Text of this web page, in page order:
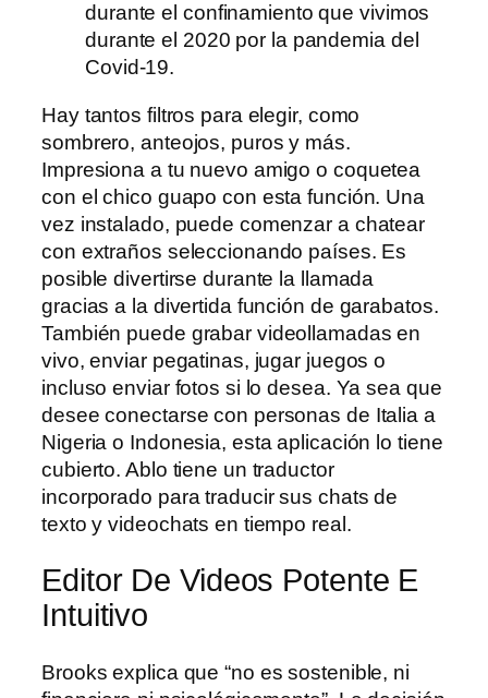
durante el confinamiento que vivimos
durante el 2020 por la pandemia del
Covid-19.
Hay tantos filtros para elegir, como
sombrero, anteojos, puros y más.
Impresiona a tu nuevo amigo o coquetea
con el chico guapo con esta función. Una
vez instalado, puede comenzar a chatear
con extraños seleccionando países. Es
posible divertirse durante la llamada
gracias a la divertida función de garabatos.
También puede grabar videollamadas en
vivo, enviar pegatinas, jugar juegos o
incluso enviar fotos si lo desea. Ya sea que
desee conectarse con personas de Italia a
Nigeria o Indonesia, esta aplicación lo tiene
cubierto. Ablo tiene un traductor
incorporado para traducir sus chats de
texto y videochats en tiempo real.
Editor De Videos Potente E
Intuitivo
Brooks explica que “no es sostenible, ni